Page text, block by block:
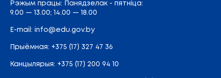
Рэжым працы: Панядзелак - пятніца:
9.00 — 13.00; 14.00 — 18.00
E-mail: info@edu.gov.by
Прыёмная: +375 (17) 327 47 36
Канцылярыя: +375 (17) 200 94 10